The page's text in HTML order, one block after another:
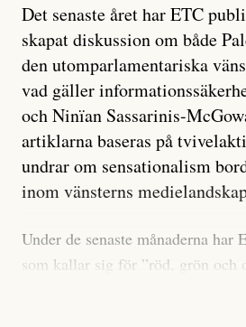
Det senaste året har ETC
skapat diskussion om både
den utomparlamentariska
vad gäller
och Ninïan Sassarinis-
artiklarna baseras på
undrar om sensationalism
inom vänsterns
Under de senaste månaderna har
som kallar sig för ”röd, grön och